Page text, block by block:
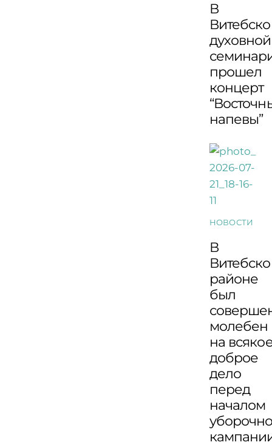
В
духовной
прошел
концерт
напевы”
НОВОСТИ
В
районе
был
молебен
на
доброе
дело
перед
началом